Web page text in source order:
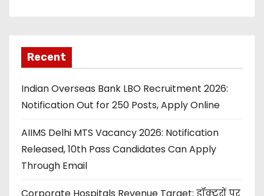
Recent
Indian Overseas Bank LBO Recruitment 2026:
Notification Out for 250 Posts, Apply Online
AIIMS Delhi MTS Vacancy 2026: Notification
Released, 10th Pass Candidates Can Apply
Through Email